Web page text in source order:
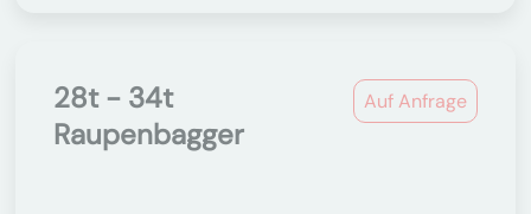
Auf Anfrage
28t - 34t
Raupenbagger